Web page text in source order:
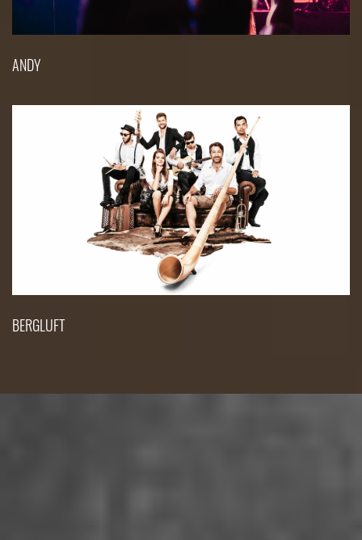
ANDY
BERGLUFT